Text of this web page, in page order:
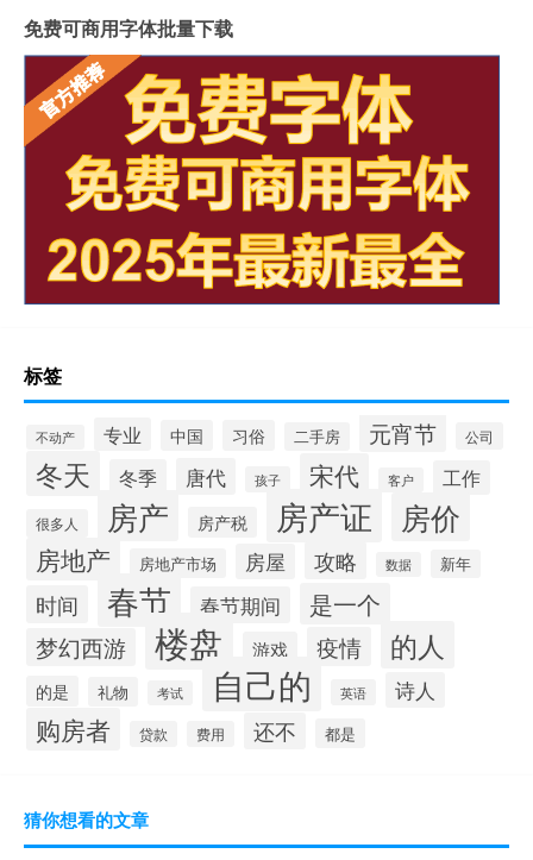
免费可商用字体批量下载
标签
不动产 专业 中国 习俗 二手房 元宵节 公司
冬天 冬季 唐代 孩子 宋代 客户 工作
很多人 房产 房产税 房产证 房价
房地产 房地产市场 房屋 攻略 数据 新年
时间 春节 春节期间 是一个
梦幻西游 楼盘 游戏 疫情 的人
的是 礼物 考试 自己的 英语 诗人
购房者 贷款 费用 还不 都是
猜你想看的文章